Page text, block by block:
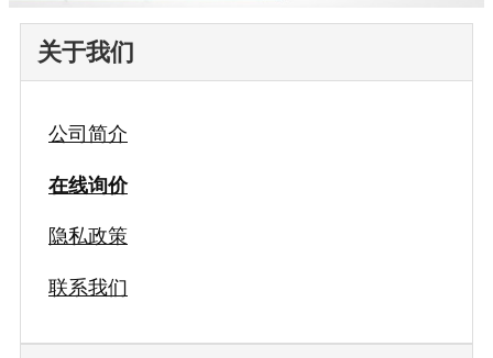
关于我们
公司简介
在线询价
隐私政策
联系我们